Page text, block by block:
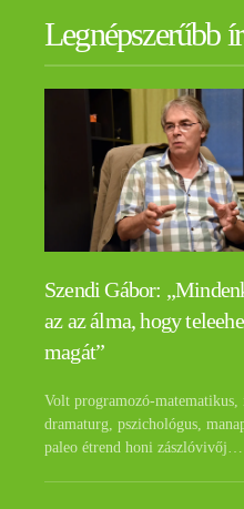
Legnépszerűbb
Szendi Gábor:
az az álma, hogy
magát”
Volt programozó-matematikus,
dramaturg, pszichológus,
paleo étrend honi zászlóvivőj…